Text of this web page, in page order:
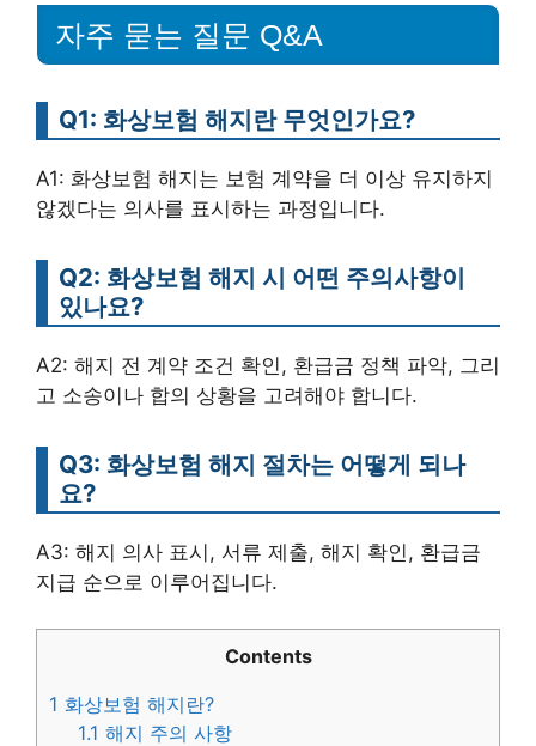
자주 묻는 질문 Q&A
Q1: 화상보험 해지란 무엇인가요?
A1: 화상보험 해지는 보험 계약을 더 이상 유지하지
않겠다는 의사를 표시하는 과정입니다.
Q2: 화상보험 해지 시 어떤 주의사항이
있나요?
A2: 해지 전 계약 조건 확인, 환급금 정책 파악, 그리
고 소송이나 합의 상황을 고려해야 합니다.
Q3: 화상보험 해지 절차는 어떻게 되나
요?
A3: 해지 의사 표시, 서류 제출, 해지 확인, 환급금
지급 순으로 이루어집니다.
Contents
1 화상보험 해지란?
1.1 해지 주의 사항